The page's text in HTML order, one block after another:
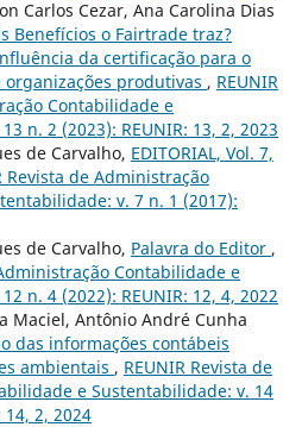
Carlos Cezar, Ana Carolina Dias
Benefícios o Fairtrade traz?
da certificação para o
produtivas , REUNIR
Contabilidade e
n. 2 (2023): REUNIR: 13, 2, 2023
de Carvalho, EDITORIAL, Vol. 7,
Revista de Administração
v. 7 n. 1 (2017):
de Carvalho, Palavra do Editor ,
Contabilidade e
n. 4 (2022): REUNIR: 12, 4, 2022
Maciel, Antônio André Cunha
das informações contábeis
ambientais , REUNIR Revista de
e Sustentabilidade: v. 14
14, 2, 2024